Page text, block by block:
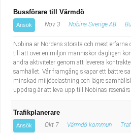
Bussförare till Värmdö
Ansök Nov 3 Nobina Sverige AB
Nobina är Nordens största och mest
till att över en miljon människor dagligen
andra aktiviteter genom att leverera
samhället. Vår framgång skapar ett bättre
minskad miljöbelastning och lägre
uppdrag är att leva upp till Nobinas
Trafikplanerare
Ansök Okt 7 Värmdö kommun